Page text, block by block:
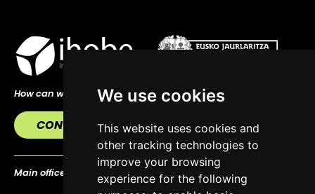
We use cookies
This website uses cookies and
other tracking technologies to
improve your browsing
experience for the following
How can we help you?
CONTACT US
Main office